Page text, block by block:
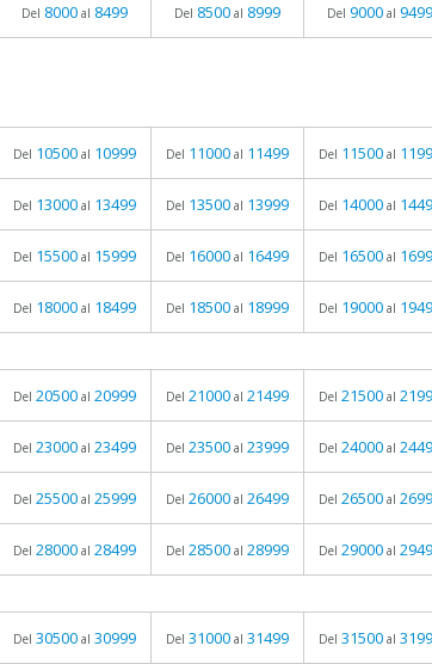
Del 8000 al 8499 Del 8500 al 8999 Del 9000 al 9499
Del 10500 al 10999 Del 11000 al 11499 Del 11500 al
Del 13000 al 13499 Del 13500 al 13999 Del 14000 al
Del 15500 al 15999 Del 16000 al 16499 Del 16500 al
Del 18000 al 18499 Del 18500 al 18999 Del 19000 al
Del 20500 al 20999 Del 21000 al 21499 Del 21500 al
Del 23000 al 23499 Del 23500 al 23999 Del 24000 al
Del 25500 al 25999 Del 26000 al 26499 Del 26500 al
Del 28000 al 28499 Del 28500 al 28999 Del 29000 al
Del 30500 al 30999 Del 31000 al 31499 Del 31500 al